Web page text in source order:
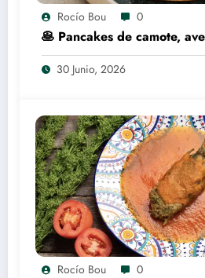
Rocío Bou 0
🥞 Pancakes de camote,
30 Junio, 2026
Rocío Bou 0